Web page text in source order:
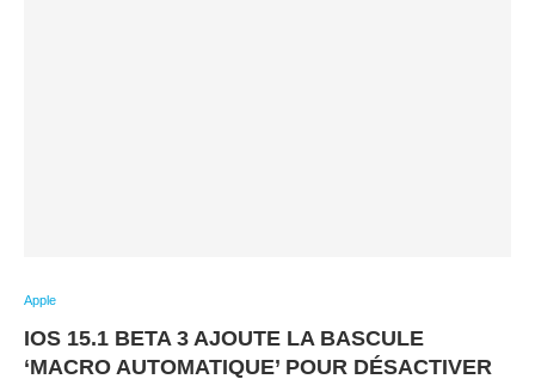
Apple
IOS 15.1 BETA 3 AJOUTE LA BASCULE
‘MACRO AUTOMATIQUE’ POUR DÉSACTIVER